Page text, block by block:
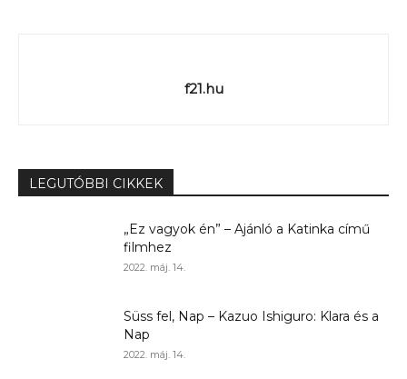
f21.hu
LEGUTÓBBI CIKKEK
„Ez vagyok én” – Ajánló a Katinka című
filmhez
2022. máj. 14.
Süss fel, Nap – Kazuo Ishiguro: Klara és a
Nap
2022. máj. 14.